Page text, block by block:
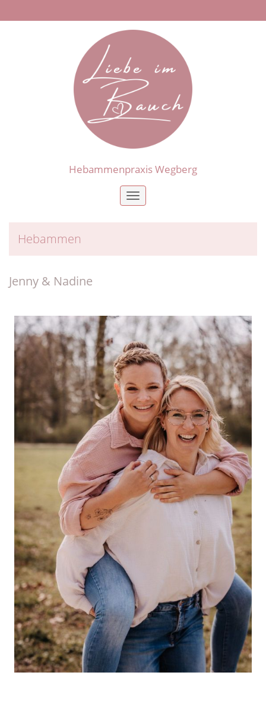
Hebammenpraxis Wegberg
Toggle
Hebammen
Jenny & Nadine